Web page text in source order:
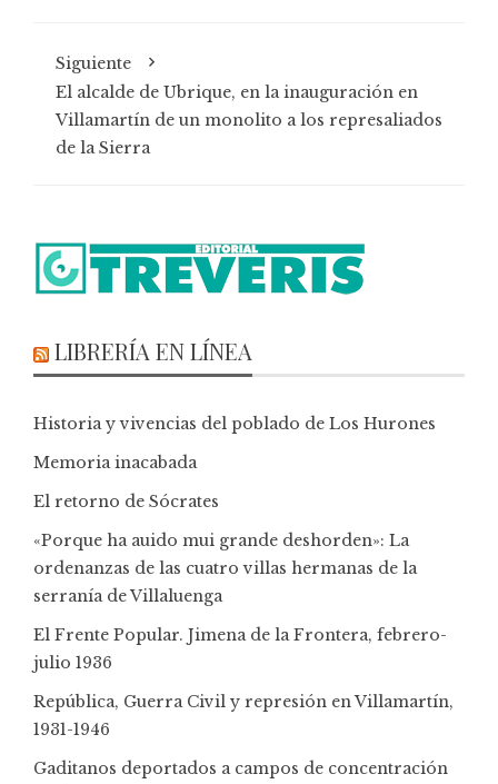
Siguiente
El alcalde de Ubrique, en la inauguración en
Villamartín de un monolito a los represaliados
de la Sierra
LIBRERÍA EN LÍNEA
Historia y vivencias del poblado de Los Hurones
Memoria inacabada
El retorno de Sócrates
«Porque ha auido mui grande deshorden»: La
ordenanzas de las cuatro villas hermanas de la
serranía de Villaluenga
El Frente Popular. Jimena de la Frontera, febrero-
julio 1936
República, Guerra Civil y represión en Villamartín,
1931-1946
Gaditanos deportados a campos de concentración